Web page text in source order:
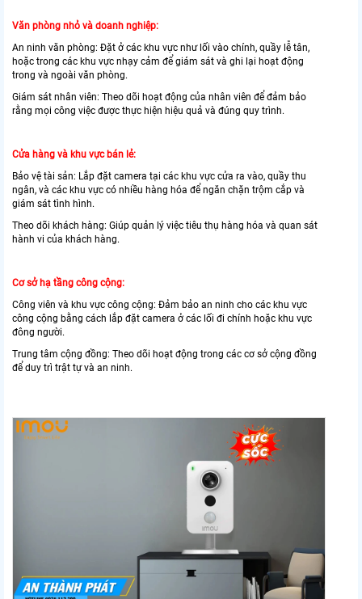
Văn phòng nhỏ và doanh nghiệp:
An ninh văn phòng: Đặt ở các khu vực như lối vào chính, quầy lễ tân,
hoặc trong các khu vực nhạy cảm để giám sát và ghi lại hoạt động
trong và ngoài văn phòng.
Giám sát nhân viên: Theo dõi hoạt động của nhân viên để đảm bảo
rằng mọi công việc được thực hiện hiệu quả và đúng quy trình.
Cửa hàng và khu vực bán lẻ:
Bảo vệ tài sản: Lắp đặt camera tại các khu vực cửa ra vào, quầy thu
ngân, và các khu vực có nhiều hàng hóa để ngăn chặn trộm cắp và
giám sát tình hình.
Theo dõi khách hàng: Giúp quản lý việc tiêu thụ hàng hóa và quan sát
hành vi của khách hàng.
Cơ sở hạ tầng công cộng:
Công viên và khu vực công cộng: Đảm bảo an ninh cho các khu vực
công cộng bằng cách lắp đặt camera ở các lối đi chính hoặc khu vực
đông người.
Trung tâm cộng đồng: Theo dõi hoạt động trong các cơ sở cộng đồng
để duy trì trật tự và an ninh.